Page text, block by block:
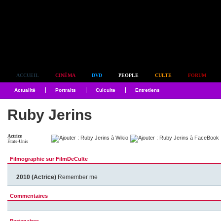
ACCUEIL CINÉMA DVD PEOPLE CULTE FORUM
Actualité Portraits Culculte Entretiens
Ruby Jerins
Actrice
États-Unis
Filmographie sur FilmDeCulte
2010 (Actrice) Remember me
Commentaires